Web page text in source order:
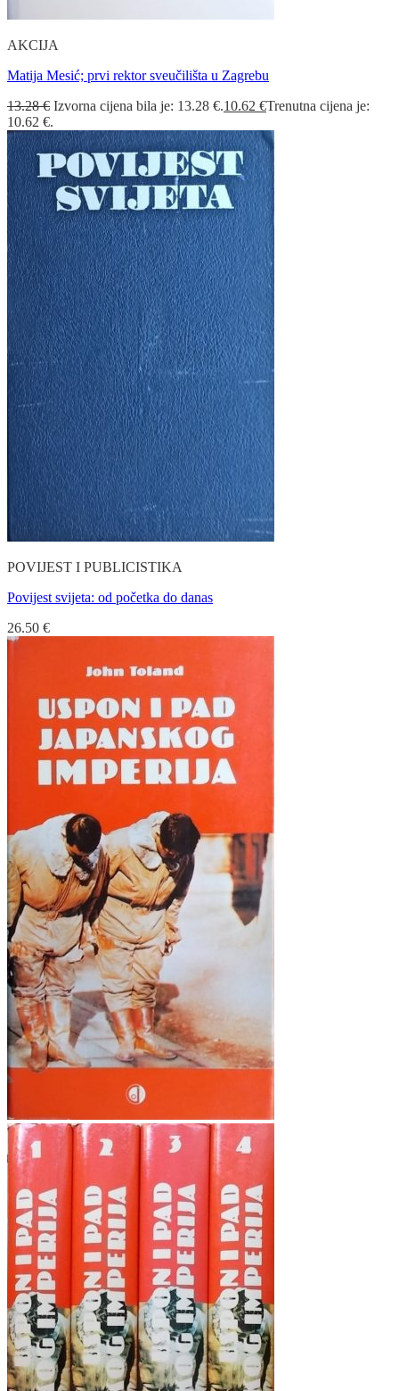
AKCIJA
Matija Mesić; prvi rektor sveučilišta u Zagrebu
13.28€ Izvorna cijena bila je: 13.28 €.10.62 €Trenutna cijena je:
10.62 €.
POVIJEST I PUBLICISTIKA
Povijest svijeta: od početka do danas
26.50 €